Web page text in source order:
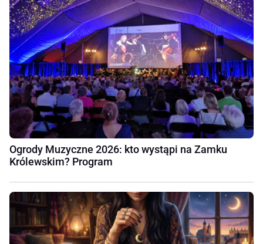
Ogrody Muzyczne 2026: kto wystąpi na Zamku
Królewskim? Program